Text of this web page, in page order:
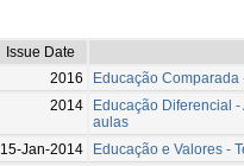
Issue Date
2016
Educação
2014
Educação Diferencial
aulas
15-Jan-2014
Educação e Valores -